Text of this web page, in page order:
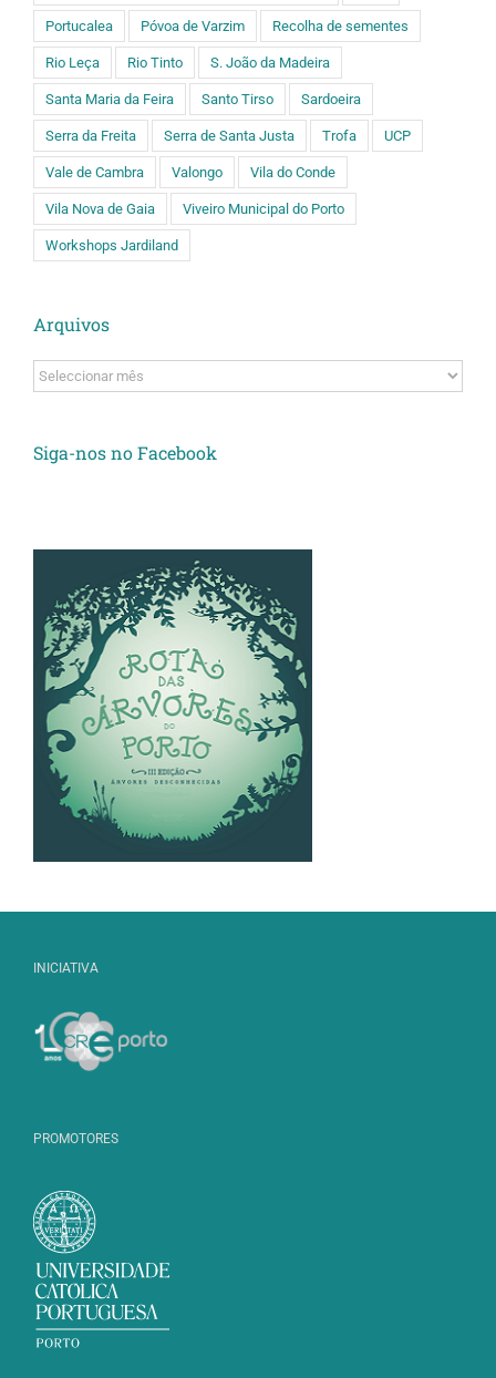
Portucalea Póvoa de Varzim Recolha de sementes
Rio Leça Rio Tinto S. João da Madeira
Santa Maria da Feira Santo Tirso Sardoeira
Serra da Freita Serra de Santa Justa Trofa UCP
Vale de Cambra Valongo Vila do Conde
Vila Nova de Gaia Viveiro Municipal do Porto
Workshops Jardiland
Arquivos
Arquivos
Siga-nos no Facebook
INICIATIVA
PROMOTORES